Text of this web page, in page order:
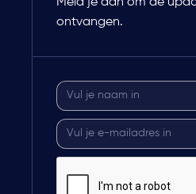
ontvangen.